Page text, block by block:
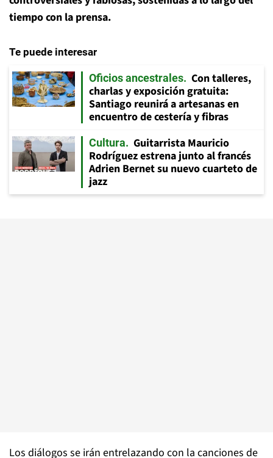
tiempo con la prensa.
Te puede interesar
Oficios ancestrales
Con talleres,
charlas y exposición gratuita:
Santiago reunirá a artesanas en
encuentro de cestería y fibras
Cultura
Guitarrista Mauricio
Rodríguez estrena junto al francés
Adrien Bernet su nuevo cuarteto de
jazz
Los diálogos se irán entrelazando con la canciones de